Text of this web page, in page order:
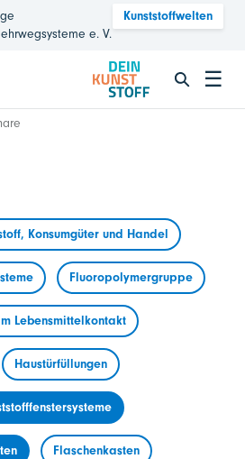
e. V.
Kunststoffwelten
☰
Konsumgüter und Handel
Fluoropolymergruppe
Lebensmittelkontakt
Haustürfüllungen
Flaschenkasten